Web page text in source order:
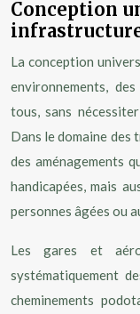
Conception
La conception
environnements,
tous, sans
Dans le domaine
des aménagements
handicapées, mais
personnes âgées ou
Les gares et
systématiquement
cheminements